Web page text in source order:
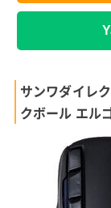
サンワダイレ
クボール エル